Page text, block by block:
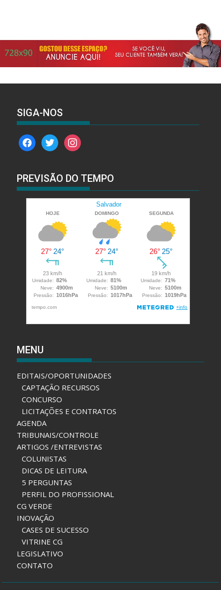
SIGA-NOS
facebooktwitterinstagram
PREVISÃO DO TEMPO
MENU
EDITAIS/OPORTUNIDADES
CAPTAÇÃO RECURSOS
CONCURSO
LICITAÇÕES E CONTRATOS
AGENDA
TRIBUNAIS/CONTROLE
ARTIGOS /ENTREVISTAS
COLUNISTAS
DICAS DE LEITURA
5 PERGUNTAS
PERFIL DO PROFISSIONAL
CG VERDE
INOVAÇÃO
CASES DE SUCESSO
VITRINE CG
LEGISLATIVO
CONTATO